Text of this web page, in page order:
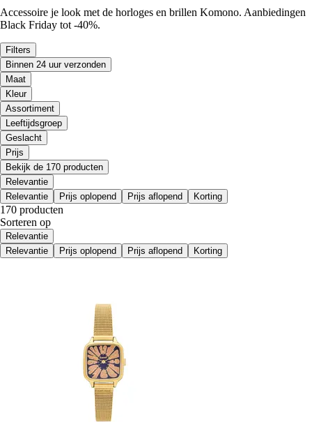
Accessoire je look met de horloges en brillen Komono. Aanbiedingen
Black Friday tot -40%.
Filters
Binnen 24 uur verzonden
Maat
Kleur
Assortiment
Leeftijdsgroep
Geslacht
Prijs
Bekijk de 170 producten
Relevantie
Relevantie
Prijs oplopend Prijs aflopend Korting
170 producten
Sorteren op
Relevantie
Relevantie
Prijs oplopend Prijs aflopend Korting